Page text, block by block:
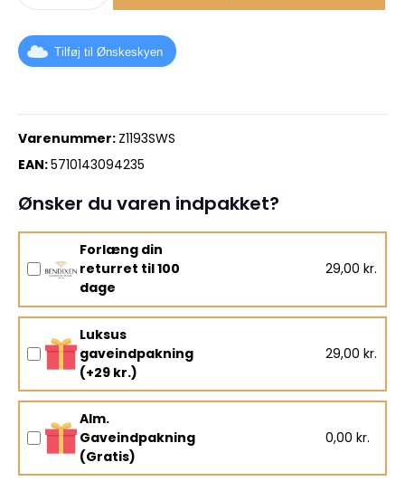
Tilføj til Ønskeskyen
Varenummer: Z1193SWS
EAN:5710143094235
Ønsker du varen indpakket?
Forlæng din
returret til 100
dage
29,00 kr.
Luksus
gaveindpakning
(+29 kr.)
29,00 kr.
Alm.
Gaveindpakning
(Gratis)
0,00 kr.